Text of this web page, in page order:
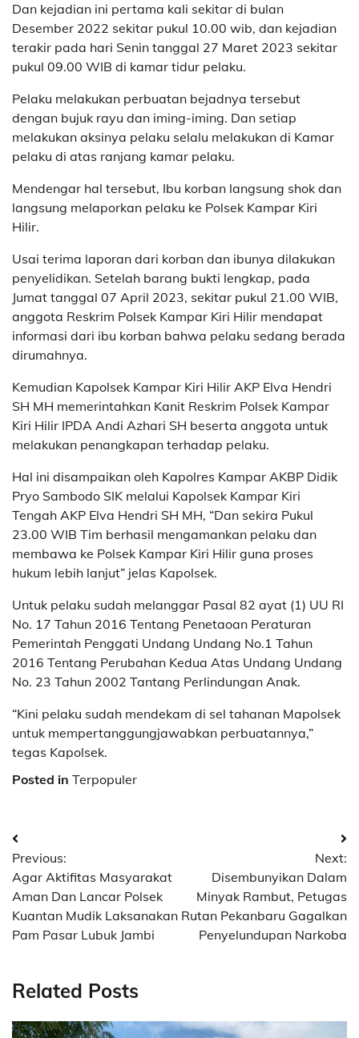
Dan kejadian ini pertama kali sekitar di bulan
Desember 2022 sekitar pukul 10.00 wib, dan kejadian
terakir pada hari Senin tanggal 27 Maret 2023 sekitar
pukul 09.00 WIB di kamar tidur pelaku.
Pelaku melakukan perbuatan bejadnya tersebut
dengan bujuk rayu dan iming-iming. Dan setiap
melakukan aksinya pelaku selalu melakukan di Kamar
pelaku di atas ranjang kamar pelaku.
Mendengar hal tersebut, Ibu korban langsung shok dan
langsung melaporkan pelaku ke Polsek Kampar Kiri
Hilir.
Usai terima laporan dari korban dan ibunya dilakukan
penyelidikan. Setelah barang bukti lengkap, pada
Jumat tanggal 07 April 2023, sekitar pukul 21.00 WIB,
anggota Reskrim Polsek Kampar Kiri Hilir mendapat
informasi dari ibu korban bahwa pelaku sedang berada
dirumahnya.
Kemudian Kapolsek Kampar Kiri Hilir AKP Elva Hendri
SH MH memerintahkan Kanit Reskrim Polsek Kampar
Kiri Hilir IPDA Andi Azhari SH beserta anggota untuk
melakukan penangkapan terhadap pelaku.
Hal ini disampaikan oleh Kapolres Kampar AKBP Didik
Pryo Sambodo SIK melalui Kapolsek Kampar Kiri
Tengah AKP Elva Hendri SH MH, “Dan sekira Pukul
23.00 WIB Tim berhasil mengamankan pelaku dan
membawa ke Polsek Kampar Kiri Hilir guna proses
hukum lebih lanjut” jelas Kapolsek.
Untuk pelaku sudah melanggar Pasal 82 ayat (1) UU RI
No. 17 Tahun 2016 Tentang Penetaoan Peraturan
Pemerintah Penggati Undang Undang No.1 Tahun
2016 Tentang Perubahan Kedua Atas Undang Undang
No. 23 Tahun 2002 Tantang Perlindungan Anak.
“Kini pelaku sudah mendekam di sel tahanan Mapolsek
untuk mempertanggungjawabkan perbuatannya,”
tegas Kapolsek.
Posted in Terpopuler
Navigasi
pos
Previous:
Agar Aktifitas Masyarakat
Aman Dan Lancar Polsek
Kuantan Mudik Laksanakan
Pam Pasar Lubuk Jambi
Next:
Disembunyikan Dalam
Minyak Rambut, Petugas
Rutan Pekanbaru Gagalkan
Penyelundupan Narkoba
Related Posts